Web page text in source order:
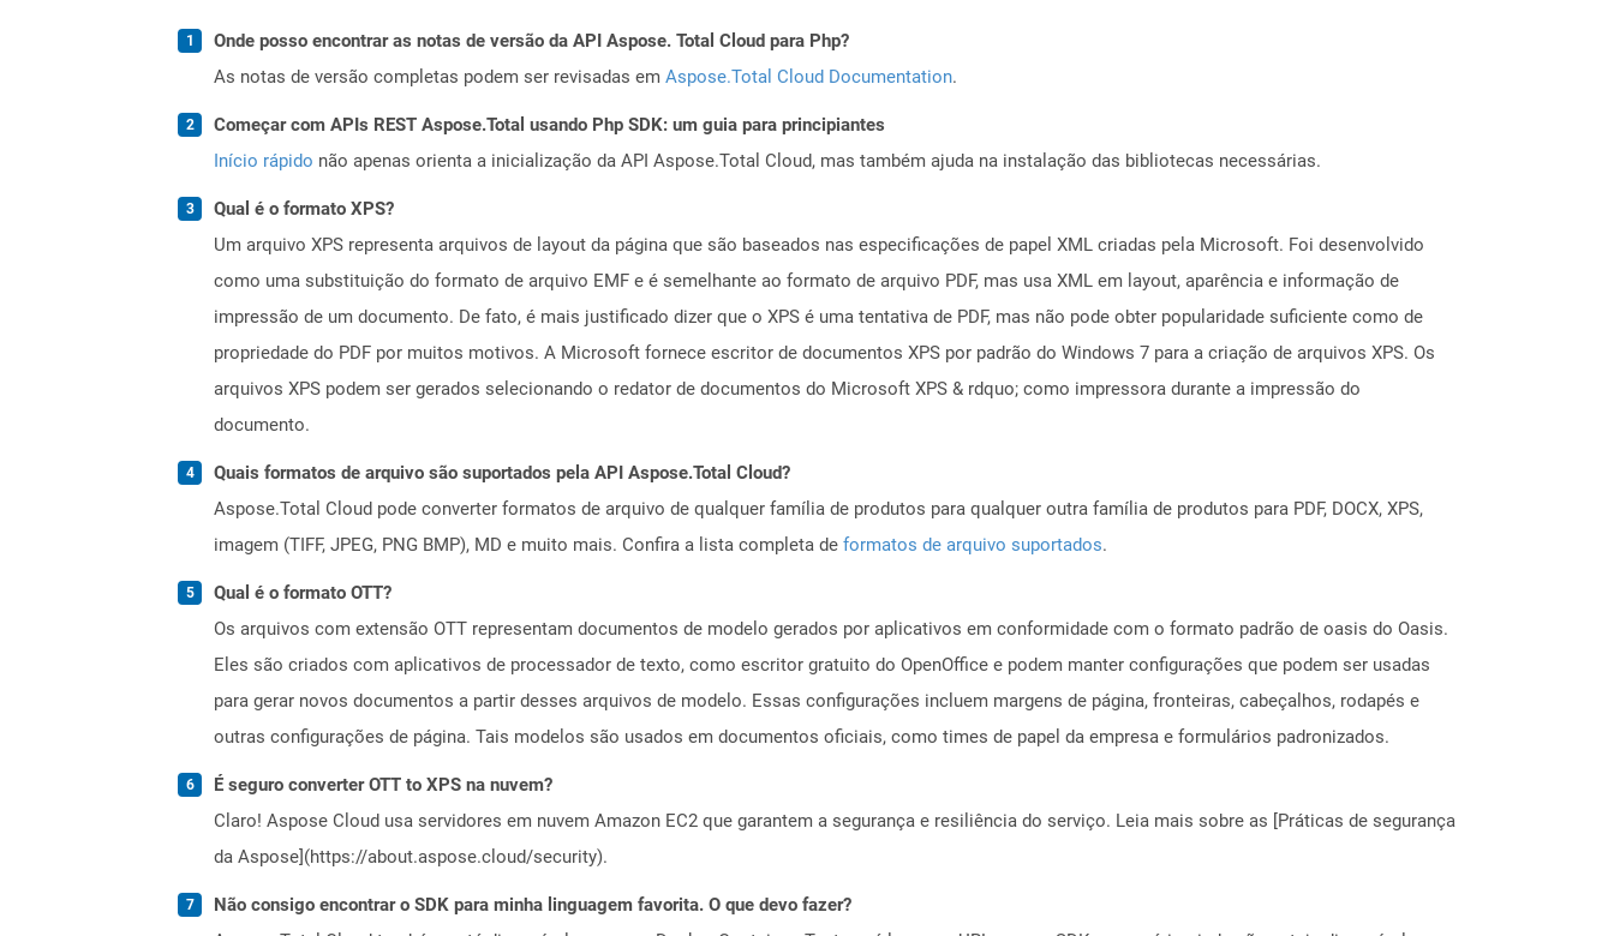
Onde posso encontrar as notas de versão da API Aspose. Total Cloud para Php?
As notas de versão completas podem ser revisadas em Aspose.Total Cloud Documentation.
Começar com APIs REST Aspose.Total usando Php SDK: um guia para principiantes
Início rápido não apenas orienta a inicialização da API Aspose.Total Cloud, mas também ajuda na instalação das bibliotecas necessárias.
Qual é o formato XPS?
Um arquivo XPS representa arquivos de layout da página que são baseados nas especificações de papel XML criadas pela Microsoft. Foi desenvolvido
como uma substituição do formato de arquivo EMF e é semelhante ao formato de arquivo PDF, mas usa XML em layout, aparência e informação de
impressão de um documento. De fato, é mais justificado dizer que o XPS é uma tentativa de PDF, mas não pode obter popularidade suficiente como de
propriedade do PDF por muitos motivos. A Microsoft fornece escritor de documentos XPS por padrão do Windows 7 para a criação de arquivos XPS. Os
arquivos XPS podem ser gerados selecionando o redator de documentos do Microsoft XPS & rdquo; como impressora durante a impressão do
documento.
Quais formatos de arquivo são suportados pela API Aspose.Total Cloud?
Aspose.Total Cloud pode converter formatos de arquivo de qualquer família de produtos para qualquer outra família de produtos para PDF, DOCX, XPS,
imagem (TIFF, JPEG, PNG BMP), MD e muito mais. Confira a lista completa de formatos de arquivo suportados.
Qual é o formato OTT?
Os arquivos com extensão OTT representam documentos de modelo gerados por aplicativos em conformidade com o formato padrão de oasis do Oasis.
Eles são criados com aplicativos de processador de texto, como escritor gratuito do OpenOffice e podem manter configurações que podem ser usadas
para gerar novos documentos a partir desses arquivos de modelo. Essas configurações incluem margens de página, fronteiras, cabeçalhos, rodapés e
outras configurações de página. Tais modelos são usados ​​em documentos oficiais, como times de papel da empresa e formulários padronizados.
É seguro converter OTT to XPS na nuvem?
Claro! Aspose Cloud usa servidores em nuvem Amazon EC2 que garantem a segurança e resiliência do serviço. Leia mais sobre as [Práticas de segurança
da Aspose](https://about.aspose.cloud/security).
Não consigo encontrar o SDK para minha linguagem favorita. O que devo fazer?